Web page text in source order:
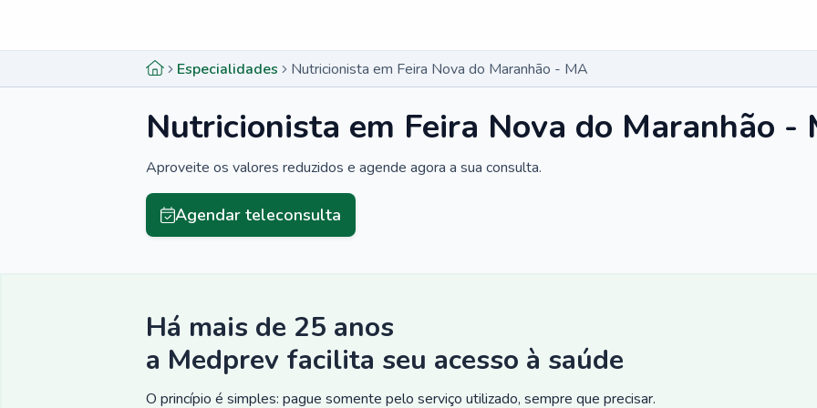
Especialidades Nutricionista em Feira Nova do Maranhão - MA
Nutricionista em Feira Nova do Maranhão -
Aproveite os valores reduzidos e agende agora a sua consulta.
Agendar teleconsulta
Há mais de 25 anos
a Medprev facilita seu acesso à saúde
O princípio é simples: pague somente pelo serviço utilizado, sempre que precisar.